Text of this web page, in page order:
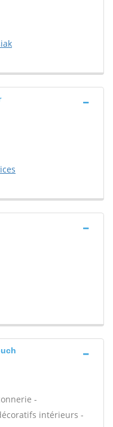
-
intérieurs -